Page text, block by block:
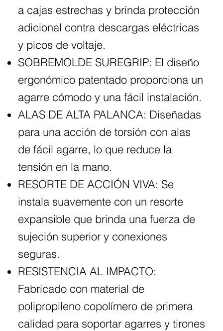
a cajas estrechas y brinda protección
adicional contra descargas eléctricas
y picos de voltaje.
SOBREMOLDE SUREGRIP: El diseño
ergonómico patentado proporciona un
agarre cómodo y una fácil instalación.
ALAS DE ALTA PALANCA: Diseñadas
para una acción de torsión con alas
de fácil agarre, lo que reduce la
tensión en la mano.
RESORTE DE ACCIÓN VIVA: Se
instala suavemente con un resorte
expansible que brinda una fuerza de
sujeción superior y conexiones
seguras.
RESISTENCIA AL IMPACTO:
Fabricado con material de
polipropileno copolímero de primera
calidad para soportar agarres y tirones